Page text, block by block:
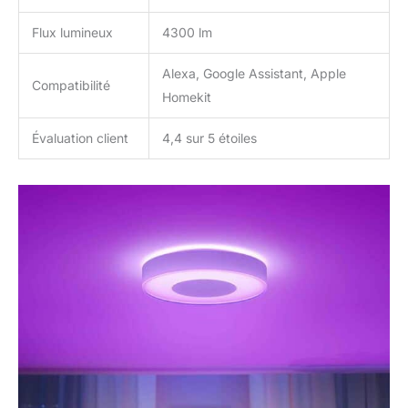
Flux lumineux 4300 lm
Compatibilité
Alexa, Google Assistant, Apple
Homekit
Évaluation client 4,4 sur 5 étoiles